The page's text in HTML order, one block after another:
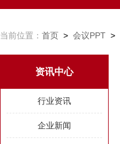
当前位置： 首页 > 会议PPT >
资讯中心
行业资讯
企业新闻